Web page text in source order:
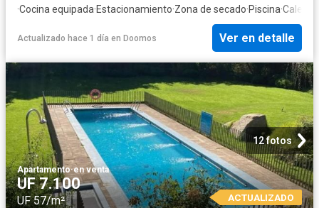
·Cocina equipada·Estacionamiento·Zona de secado·Piscina·
Actualizado hace 1 día en Doomos Ver en detalle
12 fotos
Apartamento·en venta
UF 7.100
UF 57/m² ACTUALIZADO